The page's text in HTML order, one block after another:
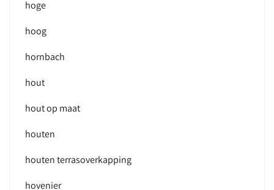
hoge
hoog
hornbach
hout
hout op maat
houten
houten terrasoverkapping
hovenier